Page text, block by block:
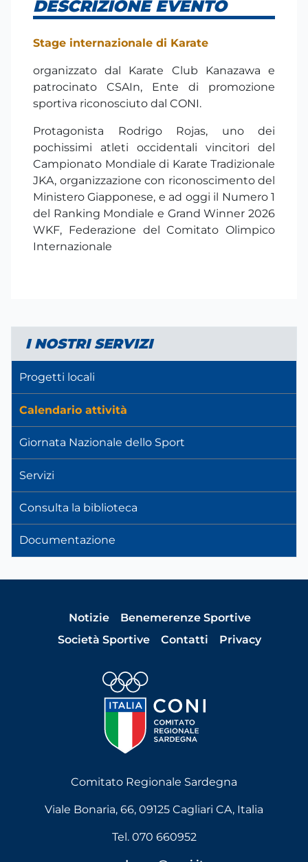
DESCRIZIONE EVENTO
Stage internazionale di Karate
organizzato dal Karate Club Kanazawa e
patrocinato CSAIn, Ente di promozione
sportiva riconosciuto dal CONI.
Protagonista Rodrigo Rojas, uno dei
pochissimi atleti occidentali vincitori del
Campionato Mondiale di Karate Tradizionale
JKA, organizzazione con riconoscimento del
Ministero Giapponese, e ad oggi il Numero 1
del Ranking Mondiale e Grand Winner 2026
WKF, Federazione del Comitato Olimpico
Internazionale
I NOSTRI SERVIZI
Progetti locali
Calendario attività
Giornata Nazionale dello Sport
Servizi
Consulta la biblioteca
Documentazione
Notizie
Benemerenze Sportive
Società Sportive
Contatti Privacy
Comitato Regionale Sardegna
Viale Bonaria, 66, 09125 Cagliari CA, Italia
Tel. 070 660952